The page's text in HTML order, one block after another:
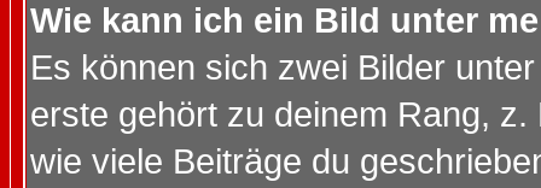
Wie kann ich ein Bild unter
Es können sich zwei Bilder
erste gehört zu deinem Rang,
wie viele Beiträge du